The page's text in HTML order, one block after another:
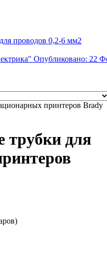
Опубликовано: 22
трубки для